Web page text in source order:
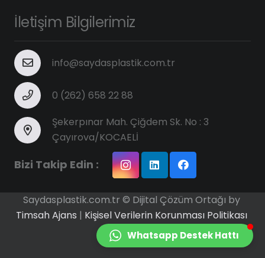
İletişim Bilgilerimiz
info@saydasplastik.com.tr
0 (262) 658 22 88
Şekerpınar Mah. Çiğdem Sk. No : 3
Çayırova/KOCAELİ
Bizi Takip Edin :
Saydasplastik.com.tr © Dijital Çözüm Ortağı by
Timsah Ajans | Kişisel Verilerin Korunması Politikası
Whatsapp Destek Hattı